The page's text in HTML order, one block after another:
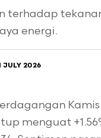
terhadap
energi.
JULY 2026
Kamis
menguat